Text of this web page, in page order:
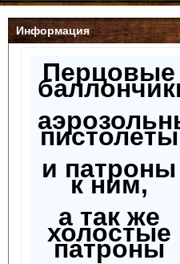
Информация
Перцовые
пистолеты
и патроны
к ним,
а так же
холостые
патроны